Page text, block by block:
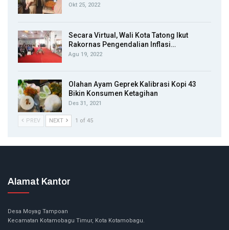
Okt 25, 2022
Secara Virtual, Wali Kota Tatong Ikut
Rakornas Pengendalian Inflasi…
Agu 19, 2022
Olahan Ayam Geprek Kalibrasi Kopi 43
Bikin Konsumen Ketagihan
Des 31, 2021
PREV NEXT 1 of 45
Alamat Kantor
Desa Moyag Tampoan
Kecamatan Kotamobagu Timur, Kota Kotamobagu.